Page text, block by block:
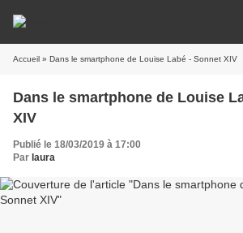
Accueil » Dans le smartphone de Louise Labé - Sonnet XIV
Dans le smartphone de Louise
XIV
Publié le 18/03/2019 à 17:00
Par laura